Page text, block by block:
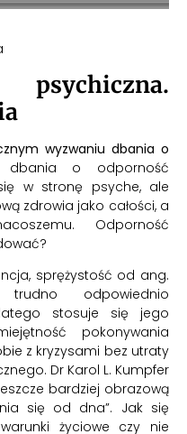
wyzwaniu dbania o
o odporność
w stronę psyche, ale
zdrowia jako całości, a
Odporność
sprężystość od ang.
odpowiednio
stosuje się jego
pokonywania
z kryzysami bez utraty
Dr Karol L. Kumpfer
bardziej obrazową
się od dna”. Jak się
życiowe czy nie